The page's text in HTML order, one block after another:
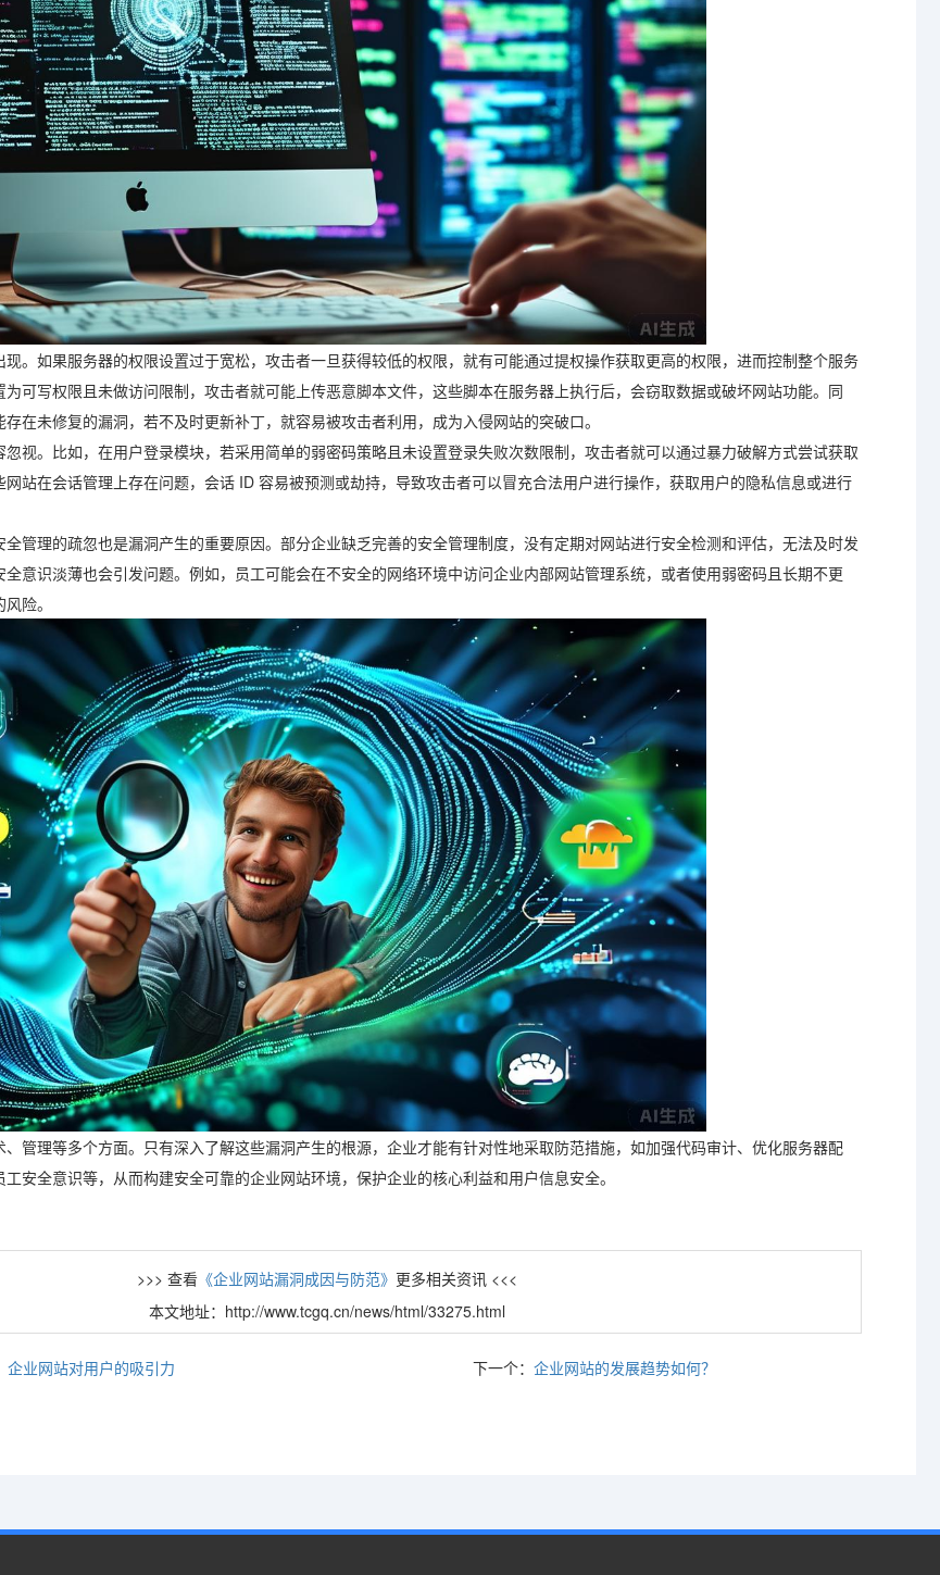
。如果服务器的权限设置过于宽松，攻击者一旦获得较低的权限，就有可能通过提权操作获取更高的权限，进而控制整个服务
可写权限且未做访问限制，攻击者就可能上传恶意脚本文件，这些脚本在服务器上执行后，会窃取数据或破坏网站功能。同
在未修复的漏洞，若不及时更新补丁，就容易被攻击者利用，成为入侵网站的突破口。
视。比如，在用户登录模块，若采用简单的弱密码策略且未设置登录失败次数限制，攻击者就可以通过暴力破解方式尝试获取
站在会话管理上存在问题，会话 ID 容易被预测或劫持，导致攻击者可以冒充合法用户进行操作，获取用户的隐私信息或进行
管理的疏忽也是漏洞产生的重要原因。部分企业缺乏完善的安全管理制度，没有定期对网站进行安全检测和评估，无法及时发
意识淡薄也会引发问题。例如，员工可能会在不安全的网络环境中访问企业内部网站管理系统，或者使用弱密码且长期不更
险。
管理等多个方面。只有深入了解这些漏洞产生的根源，企业才能有针对性地采取防范措施，如加强代码审计、优化服务器配
安全意识等，从而构建安全可靠的企业网站环境，保护企业的核心利益和用户信息安全。
>>> 查看 《企业网站漏洞成因与防范》 更多相关资讯 <<<
本文地址：http://www.tcgq.cn/news/html/33275.html
企业网站对用户的吸引力 下一个：企业网站的发展趋势如何？